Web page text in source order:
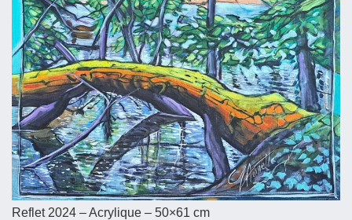
Reflet 2024 – Acrylique – 50×61 cm